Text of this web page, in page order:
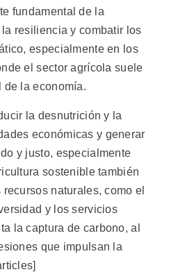
fundamental de la
resiliencia y combatir los
especialmente en los
el sector agrícola suele
de la economía.
la desnutrición y la
económicas y generar
y justo, especialmente
sostenible también
naturales, como el
y los servicios
la captura de carbono, al
que impulsan la